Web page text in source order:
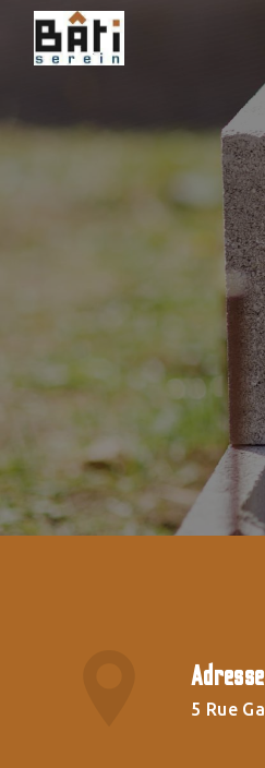
Adresse
5 Rue
Panneau de gestion des cookies